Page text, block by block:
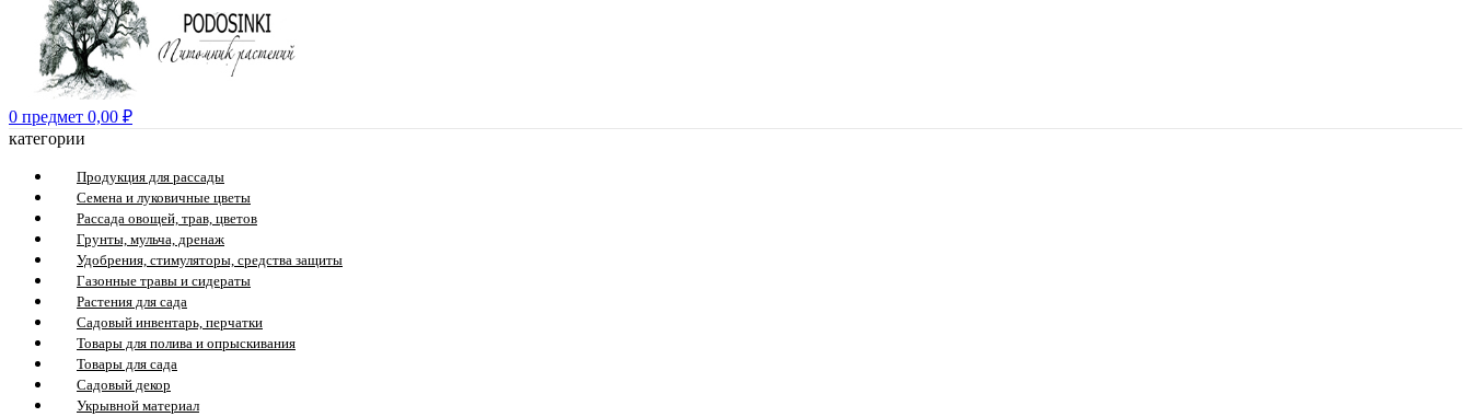
0 предмет 0,00 ₽
категории
Продукция для рассады
Семена и луковичные цветы
Рассада овощей, трав, цветов
Грунты, мульча, дренаж
Удобрения, стимуляторы, средства защиты
Газонные травы и сидераты
Растения для сада
Садовый инвентарь, перчатки
Товары для полива и опрыскивания
Товары для сада
Садовый декор
Укрывной материал